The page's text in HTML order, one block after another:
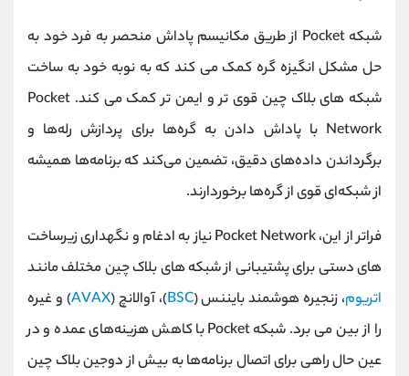
شبکه Pocket از طریق مکانیسم پاداش منحصر به فرد خود به
حل مشکل انگیزه گره کمک می کند که به نوبه خود به ساخت
شبکه های بلاک چین قوی تر و ایمن تر کمک می کند. Pocket
Network با پاداش دادن به گره‌ها برای پردازش رله‌ها و
برگرداندن داده‌های دقیق، تضمین می‌کند که برنامه‌ها همیشه
از شبکه‌ای قوی از گره‌ها برخوردارند.
فراتر از این، Pocket Network نیاز به ادغام و نگهداری زیرساخت
های دستی برای پشتیبانی از شبکه های بلاک چین مختلف مانند
اتریوم، زنجیره هوشمند بایننس (BSC)، آوالانچ (AVAX) و غیره
را از بین می برد. شبکه Pocket با کاهش هزینه‌های عمده و در
عین حال راهی برای اتصال برنامه‌ها به بیش از دوجین بلاک چین